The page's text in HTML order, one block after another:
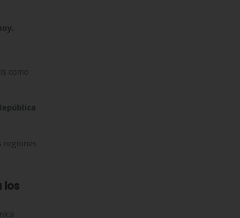
como
regiones
los